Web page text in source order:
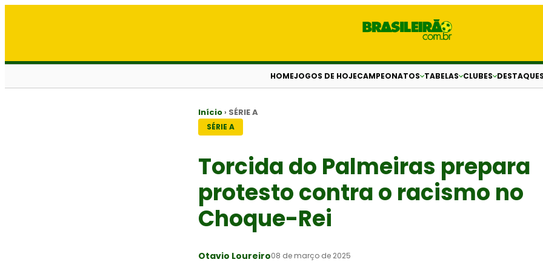
HOMEJOGOS DE HOJECAMPEONATOS TABELAS CLUBES
Início › SÉRIE A
SÉRIE A
Torcida do Palmeiras prepara
protesto contra o racismo no
Choque-Rei
Otavio Loureiro08 de março de 2025